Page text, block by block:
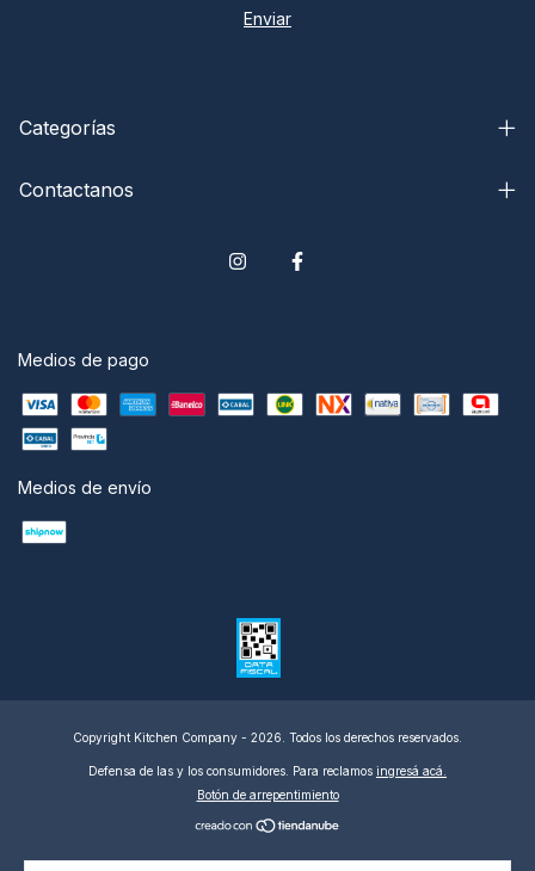
Categorías
Contactanos
Medios de pago
Medios de envío
Copyright Kitchen Company - 2026. Todos los derechos reservados.
Defensa de las y los consumidores. Para reclamos ingresá acá.
Botón de arrepentimiento